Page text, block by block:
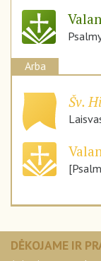
Arba
Šv.
DĖKOJAME IR